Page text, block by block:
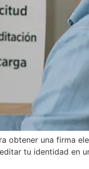
obtener una firma
tu identidad en